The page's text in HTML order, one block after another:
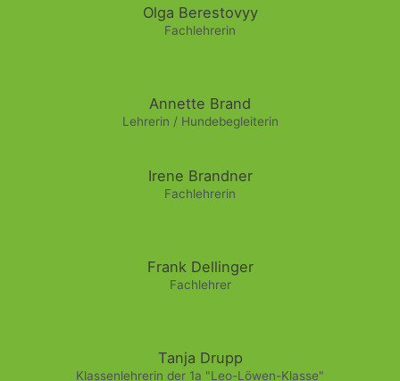
Olga Berestovyy
Fachlehrerin
Annette Brand
Lehrerin / Hundebegleiterin
Irene Brandner
Fachlehrerin
Frank Dellinger
Fachlehrer
Tanja Drupp
Klassenlehrerin der 1a "Leo-Löwen-Klasse"